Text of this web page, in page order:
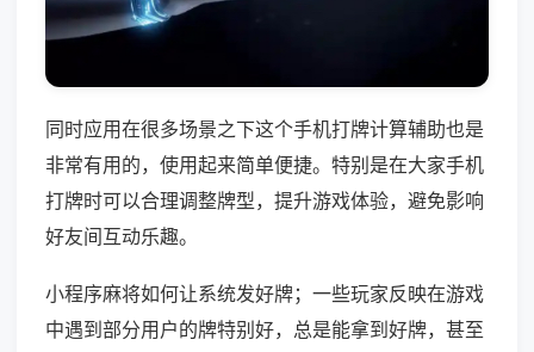
同时应用在很多场景之下这个手机打牌计算辅助也是
非常有用的，使用起来简单便捷。特别是在大家手机
打牌时可以合理调整牌型，提升游戏体验，避免影响
好友间互动乐趣。
小程序麻将如何让系统发好牌；一些玩家反映在游戏
中遇到部分用户的牌特别好，总是能拿到好牌，甚至